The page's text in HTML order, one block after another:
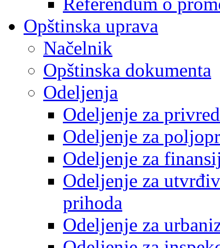
Opštinska uprava
Načelnik
Opštinska dokumenta
Odeljenja
Odeljenje za
Odeljenje za
Odeljenje za
Odeljenje za
prihoda
Odeljenje za